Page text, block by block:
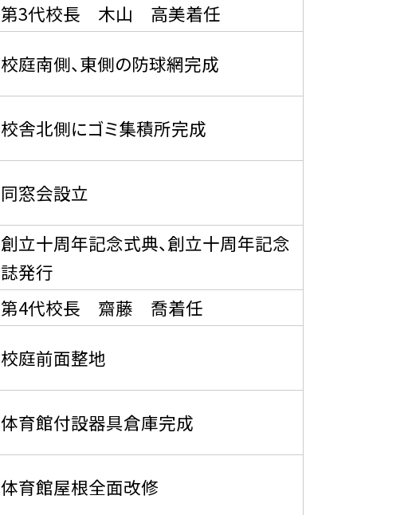
第3代校長 木山 高美着任
校庭南側、東側の防球網完成
校舎北側にゴミ集積所完成
同窓会設立
創立十周年記念式典、創立十周年記念
誌発行
第4代校長 齋藤 喬着任
校庭前面整地
体育館付設器具倉庫完成
体育館屋根全面改修